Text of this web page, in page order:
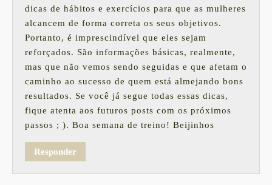
dicas de hábitos e exercícios para que as mulheres
alcancem de forma correta os seus objetivos.
Portanto, é imprescindível que eles sejam
reforçados. São informações básicas, realmente,
mas que não vemos sendo seguidas e que afetam o
caminho ao sucesso de quem está almejando bons
resultados. Se você já segue todas essas dicas,
fique atenta aos futuros posts com os próximos
passos ; ). Boa semana de treino! Beijinhos
Responder